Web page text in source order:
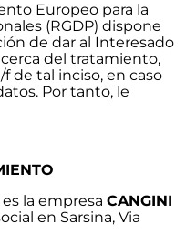
Europeo para la
(RGDP) dispone
de dar al Interesado
del tratamiento,
de tal inciso, en caso
Por tanto, le
la empresa CANGINI
en Sarsina, Via